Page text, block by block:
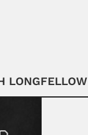
LONGFELLOW